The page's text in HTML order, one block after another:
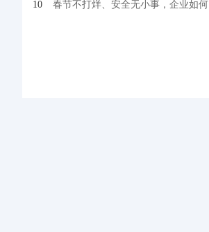
10 春节不打烊、安全无小事，企业如何